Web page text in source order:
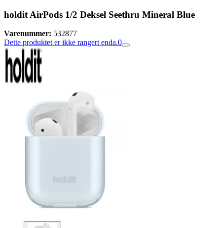
holdit AirPods 1/2 Deksel Seethru Mineral Blue
Varenummer: 532877
Dette produktet er ikke rangert enda.0